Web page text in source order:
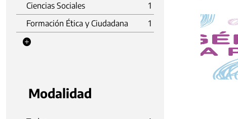
Ciencias Sociales
1
Formación Ética y Ciudadana
1
Modalidad